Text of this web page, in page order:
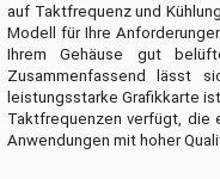
auf Taktfrequenz und
Modell für Ihre
Ihrem Gehäuse gut
Zusammenfassend lässt
leistungsstarke Grafikkarte
Taktfrequenzen verfügt, die
Anwendungen mit hoher